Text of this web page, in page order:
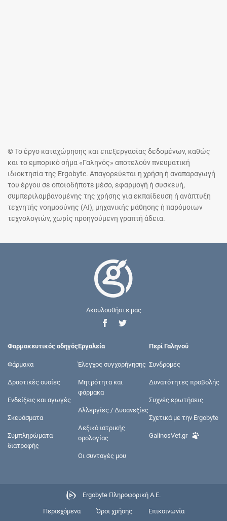
© Το έργο καταχώρησης και επεξεργασίας δεδομένων, καθώς
και το εμπορικό σήμα «Γαληνός» αποτελούν πνευματική
ιδιοκτησία της Ergobyte. Απαγορεύεται η χρήση ή αναπαραγωγή
του έργου σε οποιοδήποτε μέσο, εφαρμογή ή συσκευή,
συμπεριλαμβανομένης της χρήσης για εκπαίδευση ή ανάπτυξη
τεχνητής νοημοσύνης (AI), μηχανικής μάθησης ή παρόμοιων
τεχνολογιών, χωρίς προηγούμενη γραπτή άδεια.
Ακουλουθήστε μας
Φαρμακευτικός οδηγός
Φάρμακα
Δραστικές ουσίες
Ενδείξεις και αγωγές
Σκευάσματα
Συμπληρώματα
διατροφής
Εργαλεία
Έλεγχος συγχορήγησης
Μητρότητα και
φάρμακα
Αλλεργίες / Δυσανεξίες
Λεξικό ιατρικής
ορολογίας
Οι συνταγές μου
Περί Γαληνού
Συνδρομές
Δυνατότητες προβολής
Συχνές ερωτήσεις
Σχετικά με την Ergobyte
GalinosVet.gr
Ergobyte Πληροφορική Α.Ε.
Περιεχόμενα Όροι χρήσης Επικοινωνία